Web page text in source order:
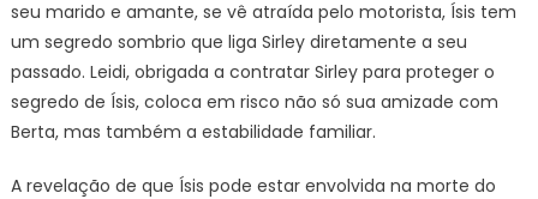
seu marido e amante, se vê atraída pelo motorista, Ísis tem
um segredo sombrio que liga Sirley diretamente a seu
passado. Leidi, obrigada a contratar Sirley para proteger o
segredo de Ísis, coloca em risco não só sua amizade com
Berta, mas também a estabilidade familiar.
A revelação de que Ísis pode estar envolvida na morte do